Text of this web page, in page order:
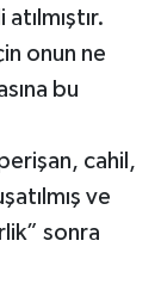
onun ne
bu
cahil,
ve
sonra